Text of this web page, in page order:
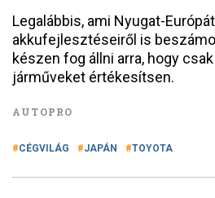
Legalábbis, ami Nyugat-
akkufejlesztéseiről is
készen fog állni arra, hogy
járműveket értékesítsen.
AUTOPRO
CÉGVILÁG JAPÁN TOYOTA